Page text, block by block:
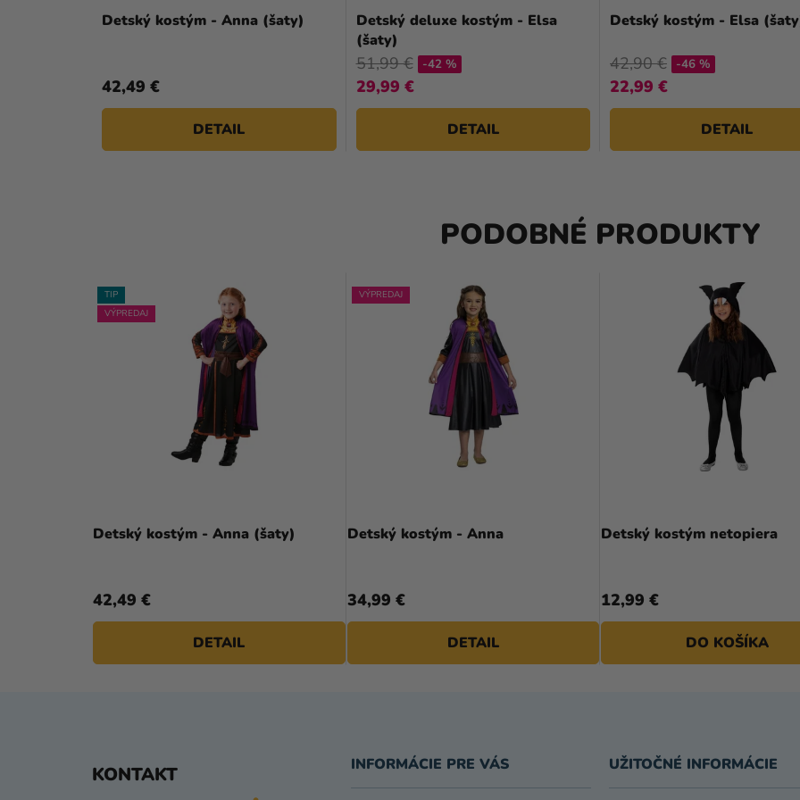
Detský kostým - Anna (šaty)
42,49 €
DETAIL
Detský deluxe kostým - Elsa
(šaty)
51,99 €
29,99 €
-42 %
DETAIL
Detský kostým - Elsa
42,90 €
22,99 €
-46 %
DETAIL
PODOBNÉ PRODUKTY
TIP
VÝPREDAJ
Detský kostým - Anna (šaty)
42,49 €
DETAIL
VÝPREDAJ
Detský kostým - Anna
34,99 €
DETAIL
Detský kostým netopiera
12,99 €
DO KOŠÍKA
KONTAKT INFORMÁCIE PRE VÁS UŽITOČNÉ INFORMÁCIE